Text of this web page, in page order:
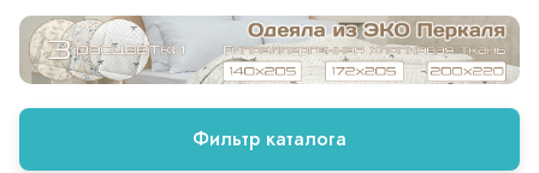
Фильтр каталога